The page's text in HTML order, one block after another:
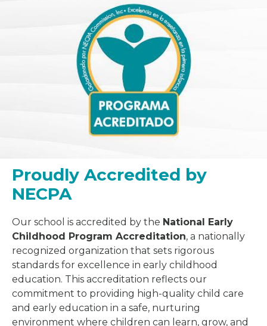
Proudly Accredited by
NECPA
Our school is accredited by the National Early
Childhood Program Accreditation, a nationally
recognized organization that sets rigorous
standards for excellence in early childhood
education. This accreditation reflects our
commitment to providing high-quality child care
and early education in a safe, nurturing
environment where children can learn, grow, and